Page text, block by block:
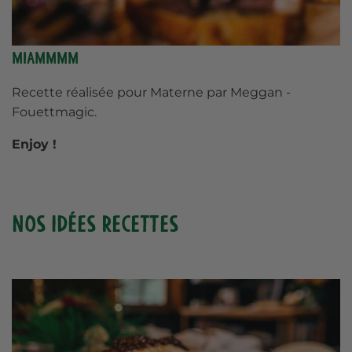
Miammmm
Recette réalisée pour Materne par Meggan -
Fouettmagic.
Enjoy !
Nos idées recettes